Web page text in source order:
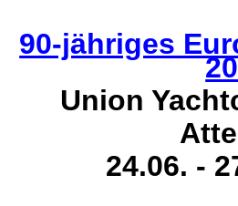
90-jähriges
Union
24.06. -